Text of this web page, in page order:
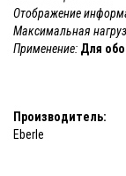
Отображение
Максимальная
Применение: Для
Производитель:
Eberle